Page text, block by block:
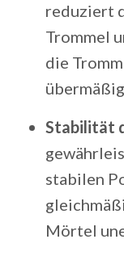
reduziert
Trommel
die
Stabilität
stabilen
Mörtel